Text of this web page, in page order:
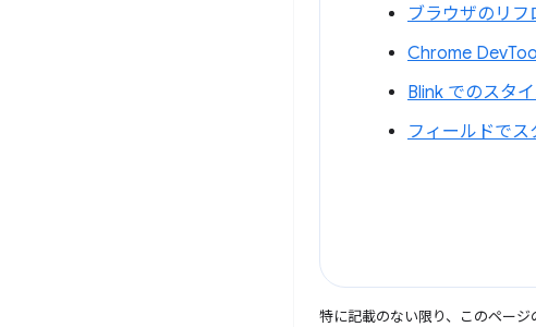
ブラウザのリ
Chrome
Blink でのスタ
フィールドで
特に記載のない限り、このページ